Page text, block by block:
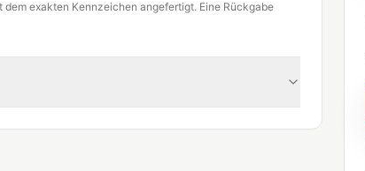
exakten Kennzeichen angefertigt. Eine Rückgabe